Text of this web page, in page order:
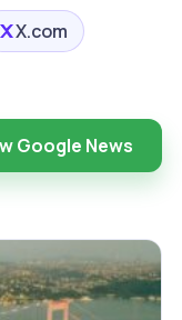
X.com
Google News